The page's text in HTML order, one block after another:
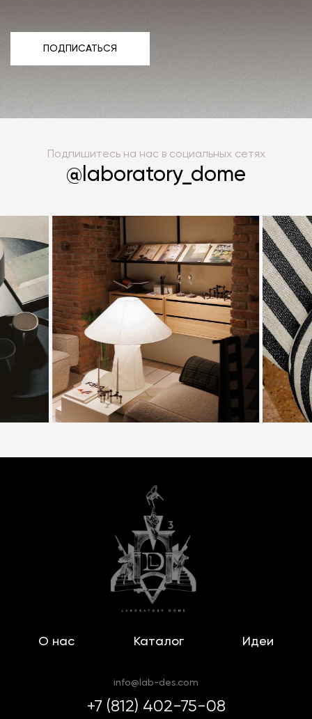
ПОДПИСАТЬСЯ
Подпишитесь на нас в социальных сетях
@laboratory_dome
О нас Каталог Идеи
info@lab-des.com
+7 (812) 402-75-08